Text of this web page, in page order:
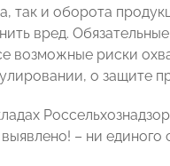
так и оборота
вред.
возможные риски
о защите
– ни